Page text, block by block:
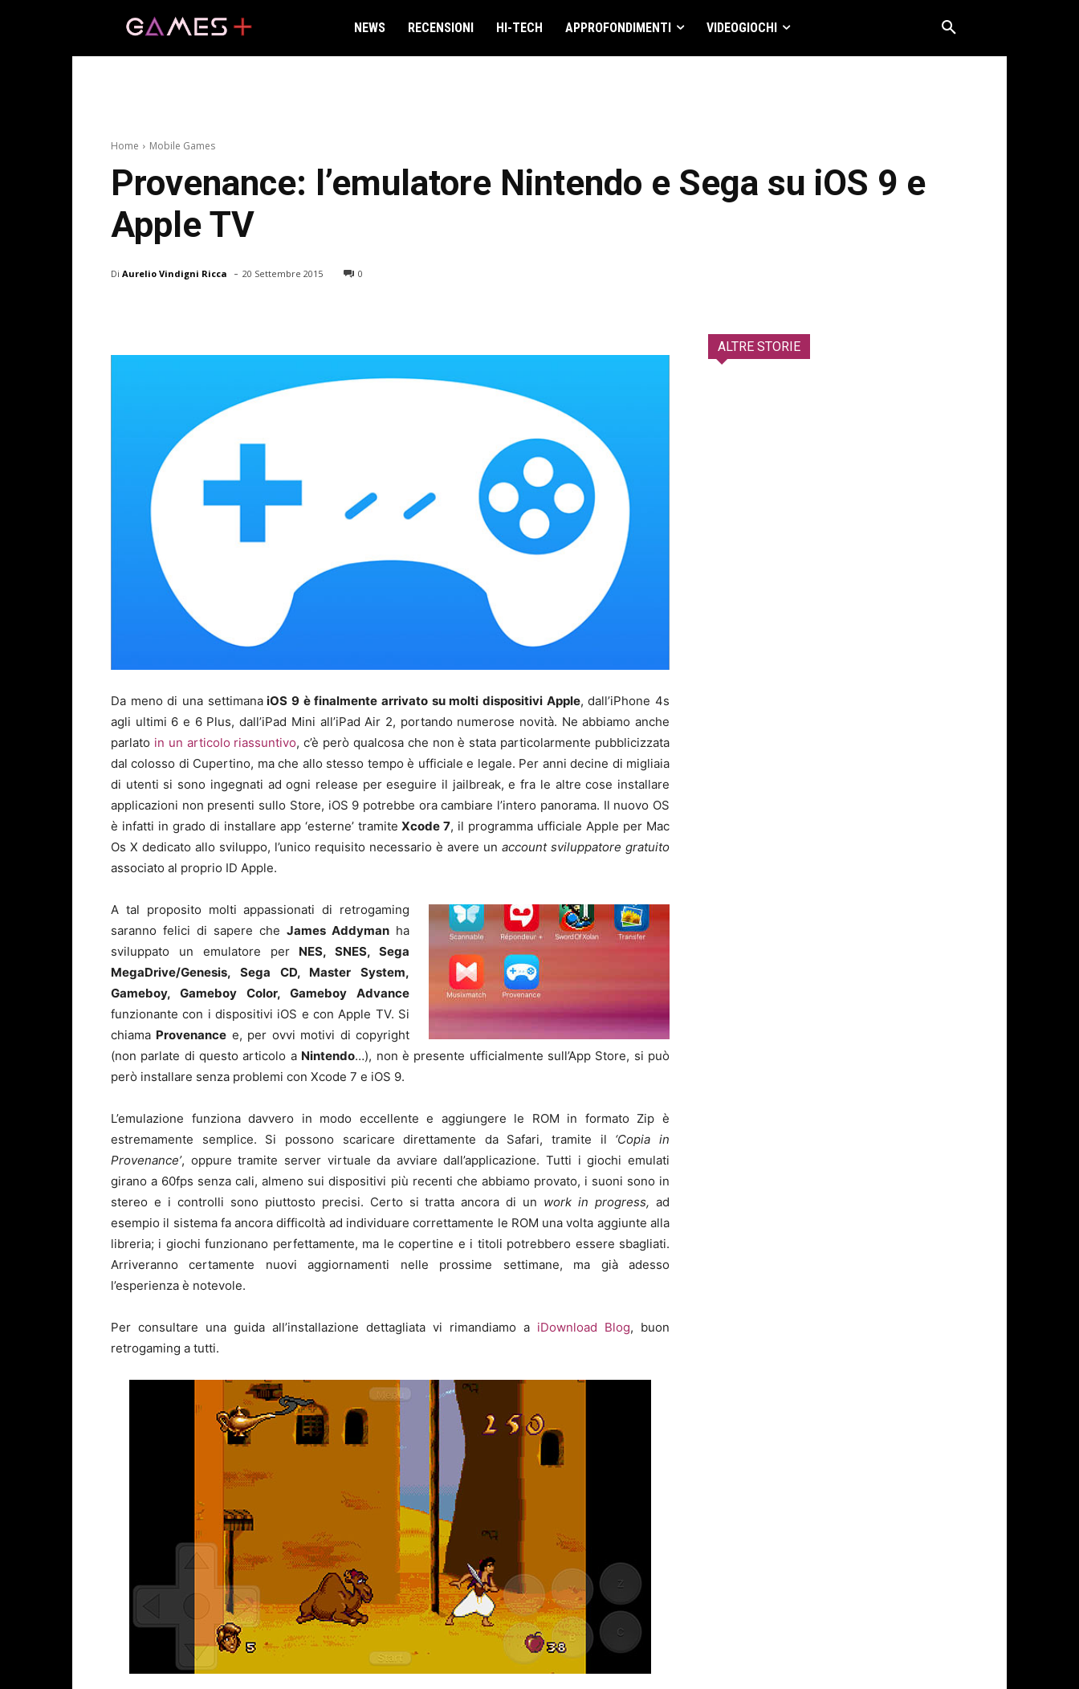
NEWS RECENSIONI HI-TECH APPROFONDIMENTI VIDEOGIOCHI
Home Mobile Games
Provenance: l’emulatore Nintendo e Sega su iOS 9 e
Apple TV
Di Aurelio Vindigni Ricca - 20 Settembre 2015 0
Da meno di una settimanaiOS 9 è finalmente arrivato su molti dispositivi Apple, dall’iPhone 4s
agli ultimi 6 e 6 Plus, dall’iPad Mini all’iPad Air 2, portando numerose novità. Ne abbiamo anche
parlato in un articolo riassuntivo, c’è però qualcosa che non è stata particolarmente pubblicizzata
dal colosso di Cupertino, ma che allo stesso tempo è ufficiale e legale. Per anni decine di migliaia
di utenti si sono ingegnati ad ogni release per eseguire il jailbreak, e fra le altre cose installare
applicazioni non presenti sullo Store, iOS 9 potrebbe ora cambiare l’intero panorama. Il nuovo OS
è infatti in grado di installare app ‘esterne’ tramiteXcode 7, il programma ufficiale Apple per Mac
Os X dedicato allo sviluppo, l’unico requisito necessario è avere un account sviluppatore gratuito
associato al proprio ID Apple.
A tal proposito molti appassionati di retrogaming
saranno felici di sapere che James Addyman ha
sviluppato un emulatore per NES, SNES, Sega
MegaDrive/Genesis, Sega CD, Master System,
Gameboy, Gameboy Color, Gameboy Advance
funzionante con i dispositivi iOS e con Apple TV. Si
chiama Provenance e, per ovvi motivi di copyright
(non parlate di questo articolo a Nintendo…), non è presente ufficialmente sull’App Store, si può
però installare senza problemi con Xcode 7 e iOS 9.
L’emulazione funziona davvero in modo eccellente e aggiungere le ROM in formato Zip è
estremamente semplice. Si possono scaricare direttamente da Safari, tramite il ‘Copia in
Provenance’, oppure tramite server virtuale da avviare dall’applicazione. Tutti i giochi emulati
girano a 60fps senza cali, almeno sui dispositivi più recenti che abbiamo provato, i suoni sono in
stereo e i controlli sono piuttosto precisi. Certo si tratta ancora di un work in progress, ad
esempio il sistema fa ancora difficoltà ad individuare correttamente le ROM una volta aggiunte alla
libreria; i giochi funzionano perfettamente, ma le copertine e i titoli potrebbero essere sbagliati.
Arriveranno certamente nuovi aggiornamenti nelle prossime settimane, ma già adesso
l’esperienza è notevole.
Per consultare una guida all’installazione dettagliata vi rimandiamo a iDownload Blog, buon
retrogaming a tutti.
ALTRE STORIE